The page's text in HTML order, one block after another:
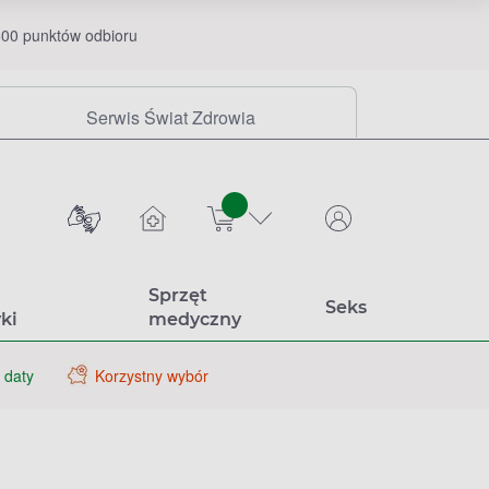
punktów odbioru
Serwis Świat Zdrowia
sztuk
Sprzęt
medyczny
Seks
daty Korzystny wybór